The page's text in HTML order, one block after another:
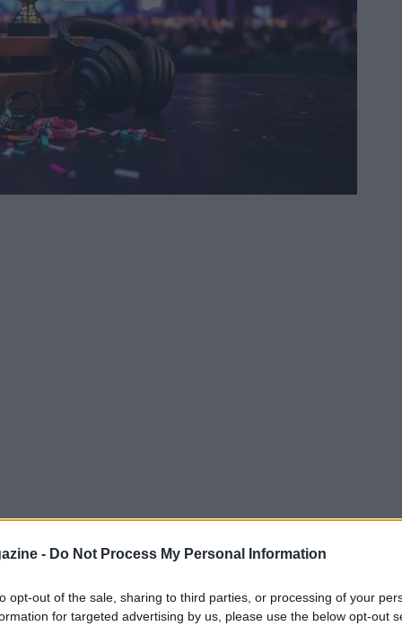
- Do Not Process My Personal Information
opt-out of the sale, sharing to third parties, or processing of your
for targeted advertising by us, please use the below opt-out
dell’esports italiano. Con oltre 180.000